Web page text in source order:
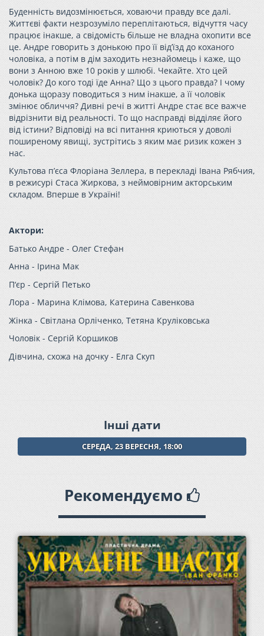
Буденність видозмінюється, ховаючи правду все далі.
Життєві факти незрозуміло переплітаються, відчуття часу
працює інакше, а свідомість більше не владна охопити все
це. Андре говорить з донькою про її від’їзд до коханого
чоловіка, а потім в дім заходить незнайомець і каже, що
вони з Анною вже 10 років у шлюбі. Чекайте. Хто цей
чоловік? До кого тоді їде Анна? Що з цього правда? І чому
донька щоразу поводиться з ним інакше, а її чоловік
змінює обличчя? Дивні речі в житті Андре стає все важче
відрізнити від реальності. То що насправді відділяє його
від істини? Відповіді на всі питання криються у доволі
поширеному явищі, зустрітись з яким має ризик кожен з
нас.
Культова п’єса Флоріана Зеллера, в перекладі Івана Рябчия,
в режисурі Стаса Жиркова, з неймовірним акторським
складом. Вперше в Україні!
Актори:
Батько Андре - Олег Стефан
Анна - Ірина Мак
П‘єр - Сергій Петько
Лора - Марина Клімова, Катерина Савенкова
Жінка - Світлана Орліченко, Тетяна Круліковська
Чоловік - Сергій Коршиков
Дівчина, схожа на дочку - Елга Скуп
Інші дати
СЕРЕДА, 23 ВЕРЕСНЯ, 18:00
Рекомендуємо